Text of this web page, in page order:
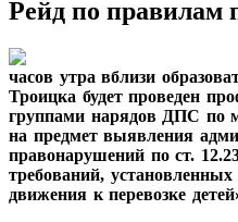
Рейд по правилам
часов утра вблизи
Троицка будет проведен
группами нарядов ДПС по
на предмет выявления
правонарушений по ст.
требований,
движения к перевозке